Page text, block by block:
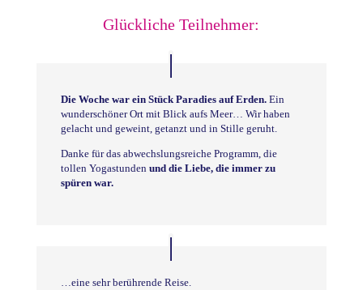
Glückliche Teilnehmer:
Die Woche war ein Stück Paradies auf Erden.Ein
wunderschöner Ort mit Blick aufs Meer… Wir haben
gelacht und geweint, getanzt und in Stille geruht.
Danke für das abwechslungsreiche Programm, die
tollen Yogastunden und die Liebe, die immer zu
spüren war.
…eine sehr berührende Reise.